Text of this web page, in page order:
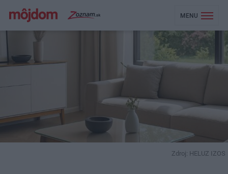
MENU
Zdroj: HELUZ IZOS